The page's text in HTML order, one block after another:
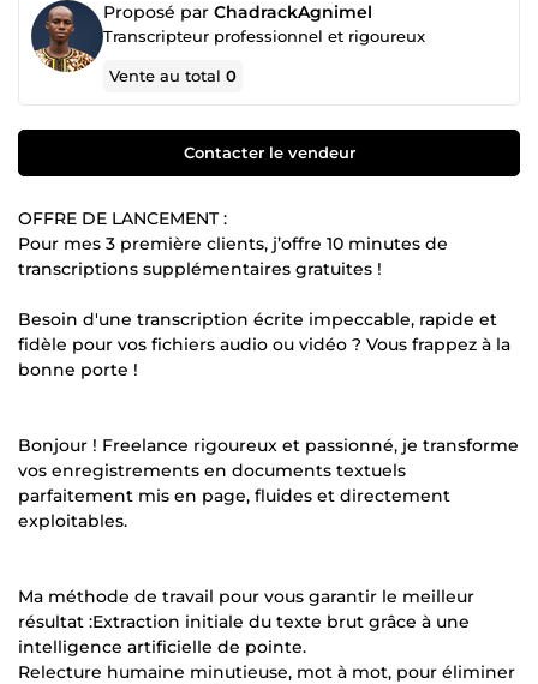
Proposé par ChadrackAgnimel
Transcripteur professionnel et rigoureux
Vente au total0
Contacter le vendeur
OFFRE DE LANCEMENT :
Pour mes 3 première clients, j’offre 10 minutes de
transcriptions supplémentaires gratuites !
Besoin d'une transcription écrite impeccable, rapide et
fidèle pour vos fichiers audio ou vidéo ? Vous frappez à la
bonne porte !
Bonjour ! Freelance rigoureux et passionné, je transforme
vos enregistrements en documents textuels
parfaitement mis en page, fluides et directement
exploitables.
Ma méthode de travail pour vous garantir le meilleur
résultat :Extraction initiale du texte brut grâce à une
intelligence artificielle de pointe.
Relecture humaine minutieuse, mot à mot, pour éliminer